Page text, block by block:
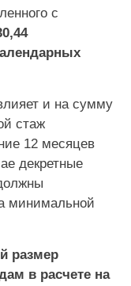
с
и на сумму
стаж
12 месяцев
декретные
минимальной
размер
в расчете на